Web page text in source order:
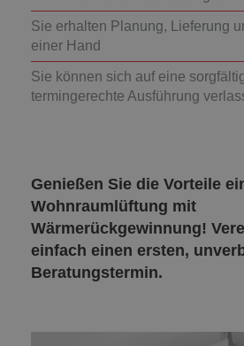
Sie erhalten Planung, Lieferung
einer Hand
Sie können sich auf eine
termingerechte Ausführung
Genießen Sie die Vorteile
Wohnraumlüftung mit
Wärmerückgewinnung!
einfach einen ersten,
Beratungstermin.